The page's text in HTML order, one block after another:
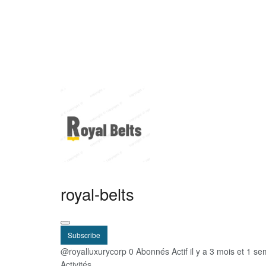
royal-belts
Subscribe
@royalluxurycorp 0 Abonnés Actif il y a 3 mois et 1